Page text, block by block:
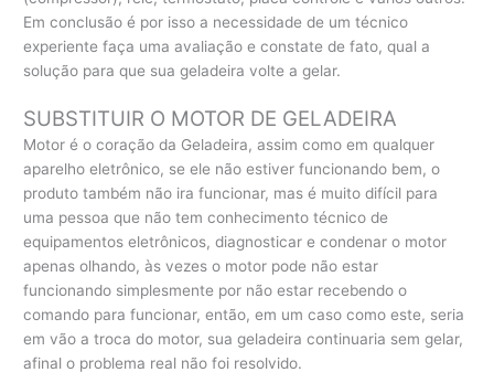
Em conclusão é por isso a necessidade de um técnico
experiente faça uma avaliação e constate de fato, qual a
solução para que sua geladeira volte a gelar.
SUBSTITUIR O MOTOR DE GELADEIRA
Motor é o coração da Geladeira, assim como em qualquer
aparelho eletrônico, se ele não estiver funcionando bem, o
produto também não ira funcionar, mas é muito difícil para
uma pessoa que não tem conhecimento técnico de
equipamentos eletrônicos, diagnosticar e condenar o motor
apenas olhando, às vezes o motor pode não estar
funcionando simplesmente por não estar recebendo o
comando para funcionar, então, em um caso como este, seria
em vão a troca do motor, sua geladeira continuaria sem gelar,
afinal o problema real não foi resolvido.